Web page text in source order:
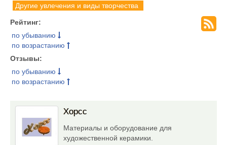
Другие увлечения и виды творчества
Рейтинг:
по убыванию
по возрастанию
Отзывы:
по убыванию
по возрастанию
Хорсс
Материалы и оборудование для
художественной керамики.